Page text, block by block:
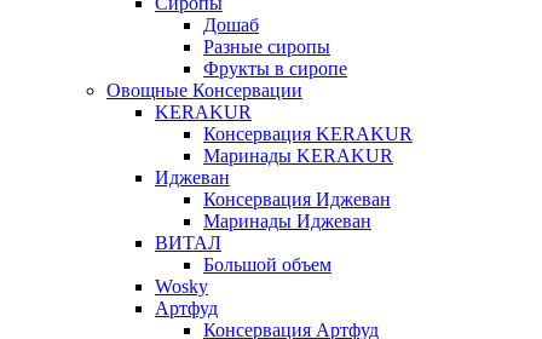
Дошаб
Разные сиропы
Фрукты в сиропе
Овощные Консервации
KERAKUR
Консервация KERAKUR
Маринады KERAKUR
Иджеван
Консервация Иджеван
Маринады Иджеван
ВИТАЛ
Большой объем
Wosky
Артфуд
Консервация Артфуд